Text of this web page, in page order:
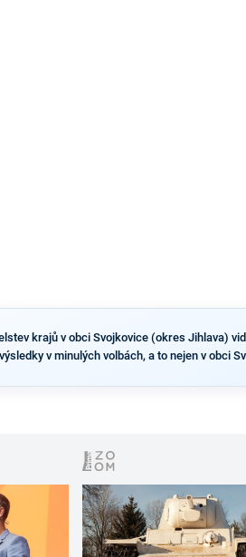
krajů v obci Svojkovice (okres Jihlava)
v minulých volbách, a to nejen v obci